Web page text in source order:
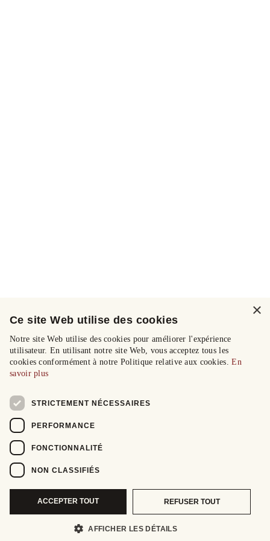
×
Ce site Web utilise des cookies
Notre site Web utilise des cookies pour améliorer l'expérience
utilisateur. En utilisant notre site Web, vous acceptez tous les
cookies conformément à notre Politique relative aux cookies.En
savoir plus
STRICTEMENT NÉCESSAIRES
PERFORMANCE
FONCTIONNALITÉ
NON CLASSIFIÉS
ACCEPTER TOUT REFUSER TOUT
AFFICHER LES DÉTAILS